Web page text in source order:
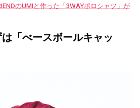
のUMIと作った「3WAYポロシャツ」が
は「べースボールキャッ